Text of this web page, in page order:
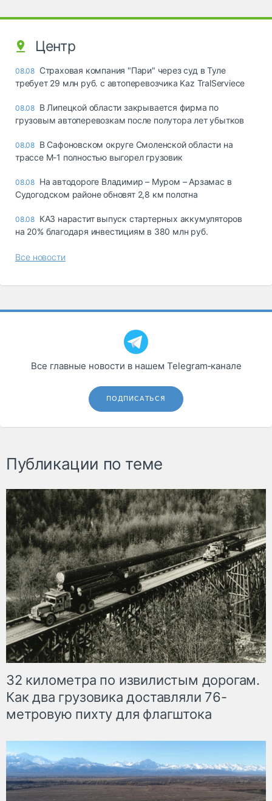
Центр
08.08 Страховая компания "Пари" через суд в Туле
требует 29 млн руб. с автоперевозчика Kaz TralServiece
08.08 В Липецкой области закрывается фирма по
грузовым автоперевозкам после полутора лет убытков
08.08 В Сафоновском округе Смоленской области на
трассе М-1 полностью выгорел грузовик
08.08 На автодороге Владимир – Муром – Арзамас в
Судогодском районе обновят 2,8 км полотна
08.08 КАЗ нарастит выпуск стартерных аккумуляторов
на 20% благодаря инвестициям в 380 млн руб.
Все новости
Все главные новости в нашем Telegram‑канале
ПОДПИСАТЬСЯ
Публикации по теме
32 километра по извилистым дорогам.
Как два грузовика доставляли 76-
метровую пихту для флагштока